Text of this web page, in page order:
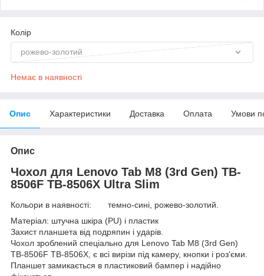
Колір
рожево-золотий
Немає в наявності
Опис Характеристики Доставка Оплата Умови
Опис
Чохол для Lenovo Tab M8 (3rd Gen) TB-
8506F TB-8506X Ultra Slim
Кольори в наявності: темно-сині, рожево-золотий.
Матеріал: штучна шкіра (PU) і пластик
Захист планшета від подряпин і ударів.
Чохол зроблений спеціально для Lenovo Tab M8 (3rd Gen)
TB-8506F TB-8506X, є всі вирізи під камеру, кнопки і роз'єми.
Планшет замикається в пластиковий бампер і надійно